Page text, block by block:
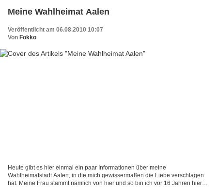
Meine Wahlheimat Aalen
Veröffentlicht am 06.08.2010 10:07
Von Fokko
Heute gibt es hier einmal ein paar Informationen über meine
Wahlheimatstadt Aalen, in die mich gewissermaßen die Liebe verschlagen
hat. Meine Frau stammt nämlich von hier und so bin ich vor 16 Jahren hier